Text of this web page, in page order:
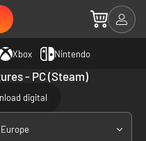
Xbox Nintendo
- PC (Steam)
digital
Europe